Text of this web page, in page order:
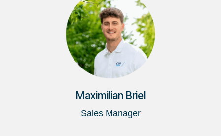
Maximilian Briel
Sales Manager